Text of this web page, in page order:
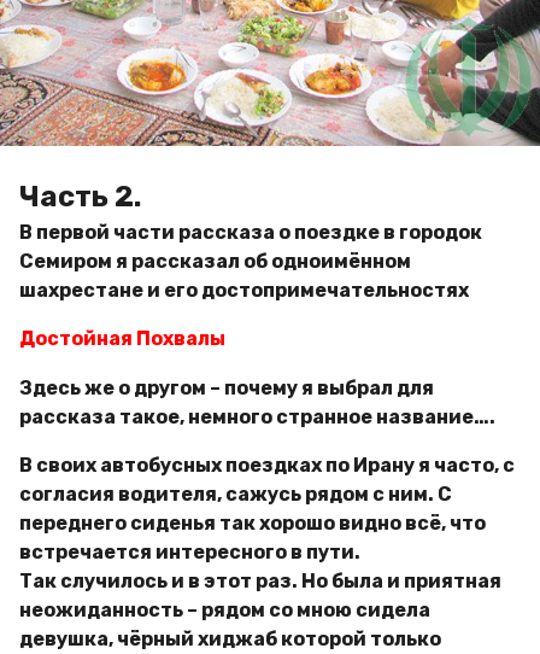
o
м
и
р
Часть 2.
В первой части рассказа о поездке в городок
Семиром я рассказал об одноимённом
шахрестане и его достопримечательностях
Достойная Похвалы
Здесь же о другом – почему я выбрал для
рассказа такое, немного странное название….
В своих автобусных поездках по Ирану я часто, с
согласия водителя, сажусь рядом с ним. С
переднего сиденья так хорошо видно всё, что
встречается интересного в пути.
Так случилось и в этот раз. Но была и приятная
неожиданность – рядом со мною сидела
девушка, чёрный хиджаб которой только